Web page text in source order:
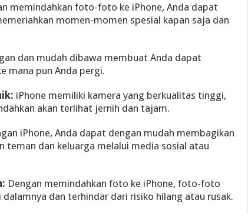
memindahkan foto-foto ke iPhone, Anda dapat
momen-momen spesial kapan saja dan
dan mudah dibawa membuat Anda dapat
mana pun Anda pergi.
iPhone memiliki kamera yang berkualitas tinggi,
akan terlihat jernih dan tajam.
iPhone, Anda dapat dengan mudah membagikan
dan keluarga melalui media sosial atau
Dengan memindahkan foto ke iPhone, foto-foto
dan terhindar dari risiko hilang atau rusak.